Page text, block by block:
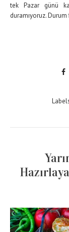
tek Pazar günü
duramıyoruz.